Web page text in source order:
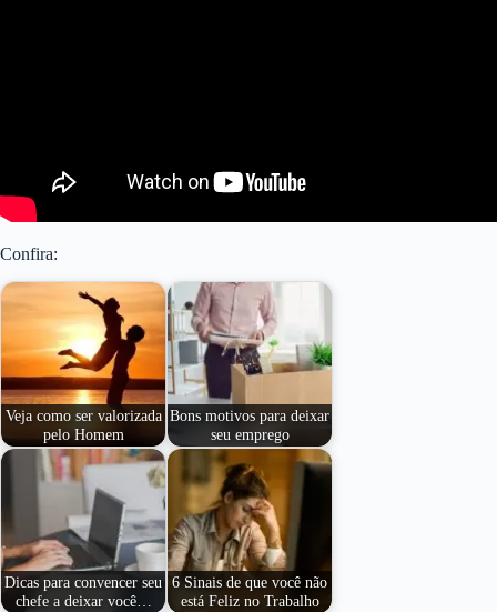
Confira:
Veja como ser valorizada
pelo Homem
Bons motivos para deixar
seu emprego
Dicas para convencer seu
chefe a deixar você…
6 Sinais de que você não
está Feliz no Trabalho